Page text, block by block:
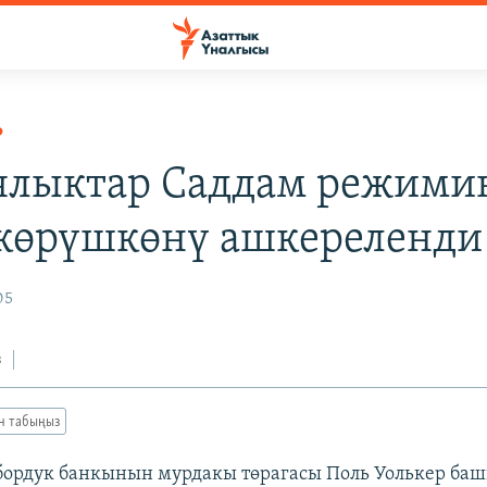
Саддам
ашкереленди
табыңыз
банкынын мурдакы төрагасы Поль Уолькер